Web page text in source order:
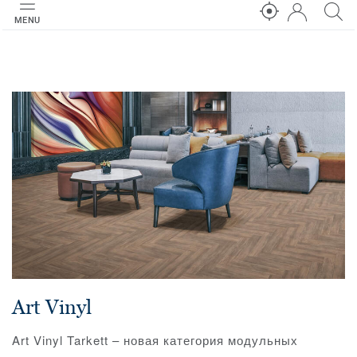
MENU
Art Vinyl
Art Vinyl Tarkett – новая категория модульных